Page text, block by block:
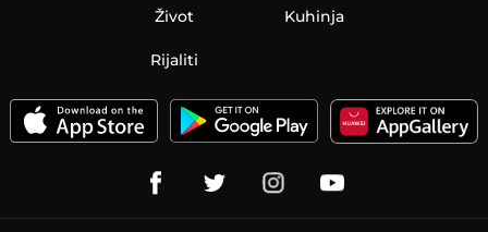
Život Kuhinja
Rijaliti